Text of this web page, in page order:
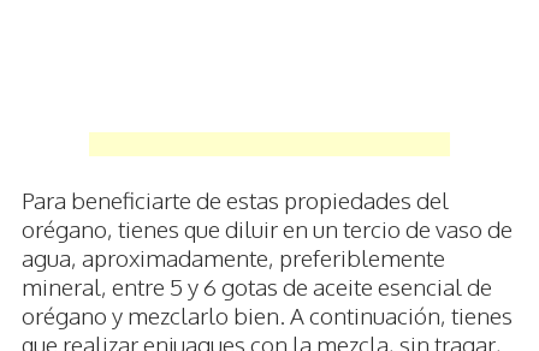
Para beneficiarte de estas propiedades del
orégano, tienes que diluir en un tercio de vaso de
agua, aproximadamente, preferiblemente
mineral, entre 5 y 6 gotas de aceite esencial de
orégano y mezclarlo bien. A continuación, tienes
que realizar enjuagues con la mezcla, sin tragar,